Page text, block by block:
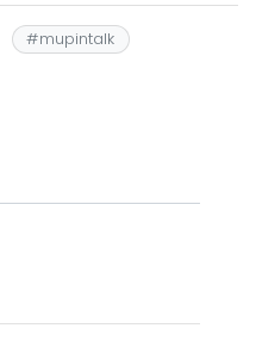
st
o
k
e
ai
l
p n
#mupintalk